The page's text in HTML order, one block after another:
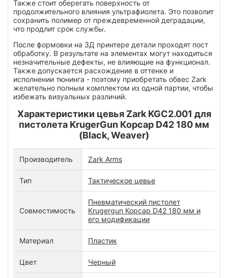
Также стоит оберегать поверхность от
продолжительного влияния ультрафиолета. Это позволит
сохранить полимер от преждевременной деградации,
что продлит срок службы.
После формовки на 3Д принтере детали проходят пост
обработку. В результате на элементах могут находиться
незначительные дефекты, не влияющие на функционал.
Также допускается расхождение в оттенке и
исполнении тюнинга - поэтому приобретать обвес Zark
желательно полным комплектом из одной партии, чтобы
избежать визуальных различий.
Характеристики цевья Zark KGC2.001 для
пистолета KrugerGun Корсар D42 180 мм
(Black, Weaver)
Производитель Zark Arms
Тип Тактическое цевье
Совместимость
Пневматический пистолет
Krugergun Корсар D42 180 мм и
его модификации
Материал Пластик
Цвет Черный